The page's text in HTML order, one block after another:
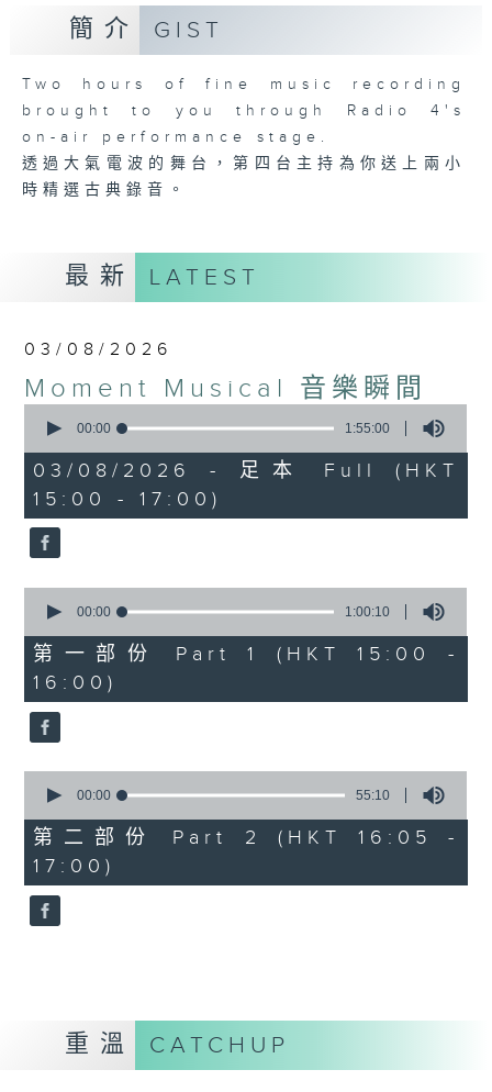
簡介 GIST
Two hours of fine music recording
brought to you through Radio 4's
on-air performance stage.
透過大氣電波的舞台，第四台主持為你送上兩小
時精選古典錄音。
最新 LATEST
03/08/2026
Moment Musical 音樂瞬間
seconds
1
hour,
55
minutes,
0
seconds
00:00 1:55:00
03/08/2026 - 足本 Full (HKT
15:00 - 17:00)
seconds
1
hour,
10
seconds
00:00 1:00:10
第一部份 Part 1 (HKT 15:00 -
16:00)
seconds
55
minutes,
10
seconds
00:00 55:10
第二部份 Part 2 (HKT 16:05 -
17:00)
重溫 CATCHUP